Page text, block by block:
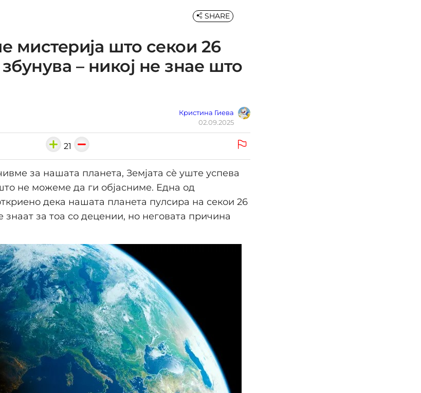
мистерија што секои 26
– никој не знае што
Кристина Гиева
02.09.2025
SHARE
21
за нашата планета, Земјата сè уште успева
не можеме да ги објасниме. Една од
дека нашата планета пулсира на секои 26
знаат за тоа со децении, но неговата причина